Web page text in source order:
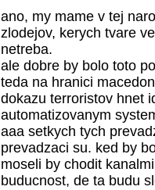
ano, my mame v tej
zlodejov, kerych tvare
netreba.
ale dobre by bolo toto
teda na hranici
dokazu terroristov hnet
automatizovanym
aaa setkych tych
prevadzaci su. ked by
moseli by chodit
buducnost, de ta budu